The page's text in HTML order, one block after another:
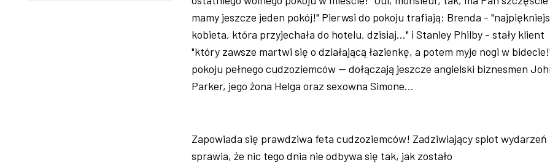
mamy jeszcze jeden pokój!" Pierwsi do pokoju trafiają: Brenda -
kobieta, która przyjechała do hotelu, dzisiaj..." i Stanley Philby - stały klient
"który zawsze martwi się o działającą łazienkę, a potem myje nogi w
pokoju pełnego cudzoziemców -- dołączają jeszcze angielski biznesmen
Parker, jego żona Helga oraz sexowna Simone...
Zapowiada się prawdziwa feta cudzoziemców! Zadziwiający splot wydarzeń
sprawia, że nic tego dnia nie odbywa się tak, jak zostało